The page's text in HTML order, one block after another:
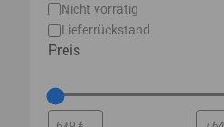
Nicht vorrätig
Lieferrückstand
Preis